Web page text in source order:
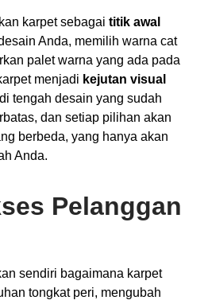
karpet sebagai titik awal
Anda, memilih warna cat
palet warna yang ada pada
menjadi kejutan visual
tengah desain yang sudah
dan setiap pilihan akan
berbeda, yang hanya akan
Anda.
Pelanggan
sendiri bagaimana karpet
tongkat peri, mengubah